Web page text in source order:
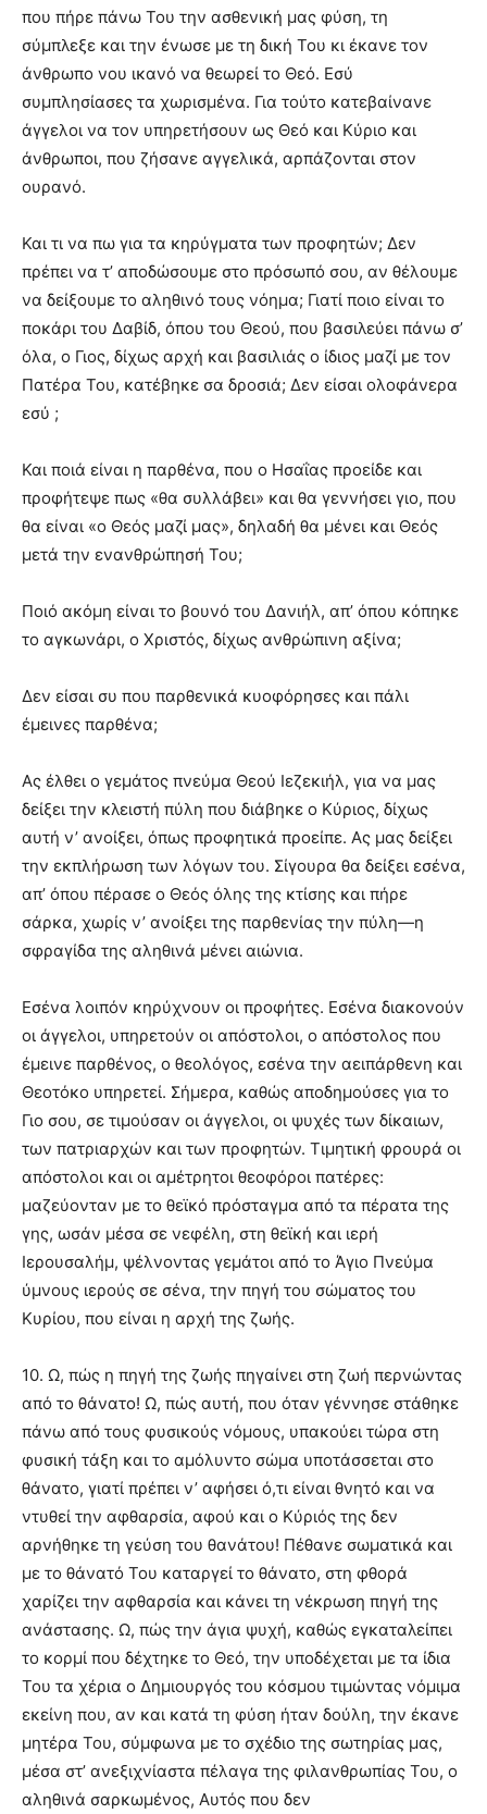
που πήρε πάνω Του την ασθενική μας φύση, τη
σύμπλεξε και την ένωσε με τη δική Του κι έκανε τον
άνθρωπο νου ικανό να θεωρεί το Θεό. Εσύ
συμπλησίασες τα χωρισμένα. Για τούτο κατεβαίνανε
άγγελοι να τον υπηρετήσουν ως Θεό και Κύριο και
άνθρωποι, που ζήσανε αγγελικά, αρπάζονται στον
ουρανό.
Και τι να πω για τα κηρύγματα των προφητών; Δεν
πρέπει να τ’ αποδώσουμε στο πρόσωπό σου, αν θέλουμε
να δείξουμε το αληθινό τους νόημα; Γιατί ποιο είναι το
ποκάρι του Δαβίδ, όπου του Θεού, που βασιλεύει πάνω σ’
όλα, ο Γιος, δίχως αρχή και βασιλιάς ο ίδιος μαζί με τον
Πατέρα Του, κατέβηκε σα δροσιά; Δεν είσαι ολοφάνερα
εσύ ;
Και ποιά είναι η παρθένα, που ο Ησαΐας προείδε και
προφήτεψε πως «θα συλλάβει» και θα γεννήσει γιο, που
θα είναι «ο Θεός μαζί μας», δηλαδή θα μένει και Θεός
μετά την ενανθρώπησή Του;
Ποιό ακόμη είναι το βουνό του Δανιήλ, απ’ όπου κόπηκε
το αγκωνάρι, ο Χριστός, δίχως ανθρώπινη αξίνα;
Δεν είσαι συ που παρθενικά κυοφόρησες και πάλι
έμεινες παρθένα;
Ας έλθει ο γεμάτος πνεύμα Θεού Ιεζεκιήλ, για να μας
δείξει την κλειστή πύλη που διάβηκε ο Κύριος, δίχως
αυτή ν’ ανοίξει, όπως προφητικά προείπε. Ας μας δείξει
την εκπλήρωση των λόγων του. Σίγουρα θα δείξει εσένα,
απ’ όπου πέρασε ο Θεός όλης της κτίσης και πήρε
σάρκα, χωρίς ν’ ανοίξει της παρθενίας την πύλη—η
σφραγίδα της αληθινά μένει αιώνια.
Εσένα λοιπόν κηρύχνουν οι προφήτες. Εσένα διακονούν
οι άγγελοι, υπηρετούν οι απόστολοι, ο απόστολος που
έμεινε παρθένος, ο θεολόγος, εσένα την αειπάρθενη και
Θεοτόκο υπηρετεί. Σήμερα, καθώς αποδημούσες για το
Γιο σου, σε τιμούσαν οι άγγελοι, οι ψυχές των δίκαιων,
των πατριαρχών και των προφητών. Τιμητική φρουρά οι
απόστολοι και οι αμέτρητοι θεοφόροι πατέρες:
μαζεύονταν με το θεϊκό πρόσταγμα από τα πέρατα της
γης, ωσάν μέσα σε νεφέλη, στη θεϊκή και ιερή
Ιερουσαλήμ, ψέλνοντας γεμάτοι από το Άγιο Πνεύμα
ύμνους ιερούς σε σένα, την πηγή του σώματος του
Κυρίου, που είναι η αρχή της ζωής.
10. Ω, πώς η πηγή της ζωής πηγαίνει στη ζωή περνώντας
από το θάνατο! Ω, πώς αυτή, που όταν γέννησε στάθηκε
πάνω από τους φυσικούς νόμους, υπακούει τώρα στη
φυσική τάξη και το αμόλυντο σώμα υποτάσσεται στο
θάνατο, γιατί πρέπει ν’ αφήσει ό,τι είναι θνητό και να
ντυθεί την αφθαρσία, αφού και ο Κύριός της δεν
αρνήθηκε τη γεύση του θανάτου! Πέθανε σωματικά και
με το θάνατό Του καταργεί το θάνατο, στη φθορά
χαρίζει την αφθαρσία και κάνει τη νέκρωση πηγή της
ανάστασης. Ω, πώς την άγια ψυχή, καθώς εγκαταλείπει
το κορμί που δέχτηκε το Θεό, την υποδέχεται με τα ίδια
Του τα χέρια ο Δημιουργός του κόσμου τιμώντας νόμιμα
εκείνη που, αν και κατά τη φύση ήταν δούλη, την έκανε
μητέρα Του, σύμφωνα με το σχέδιο της σωτηρίας μας,
μέσα στ’ ανεξιχνίαστα πέλαγα της φιλανθρωπίας Του, ο
αληθινά σαρκωμένος, Αυτός που δεν